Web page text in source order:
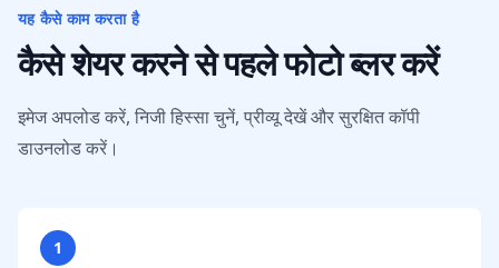
यह कैसे काम करता है
कैसे शेयर करने से पहले फोटो ब्लर करें
इमेज अपलोड करें, निजी हिस्सा चुनें, प्रीव्यू देखें और सुरक्षित कॉपी
डाउनलोड करें।
1